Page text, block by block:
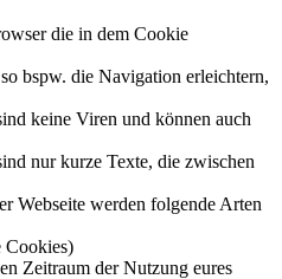
die in dem Cookie
bspw. die Navigation erleichtern,
keine Viren und können auch
nur kurze Texte, die zwischen
Webseite werden folgende Arten
Cookies)
Zeitraum der Nutzung eures